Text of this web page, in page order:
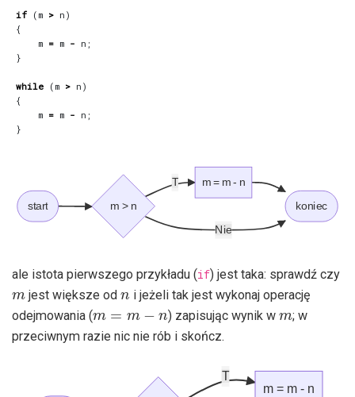
if ( m > n )
{
m = m - n ;
}
while ( m > n )
{
m = m - n ;
}
T
Nie
start m > n
m = m - n
koniec
ale istota pierwszego przykładu (if) jest taka: sprawdź czy
jest większe od
n
i jeżeli tak jest wykonaj operację
odejmowania (
n
) zapisując wynik w
; w
przeciwnym razie nic nie rób i skończ.
T
m = m - n